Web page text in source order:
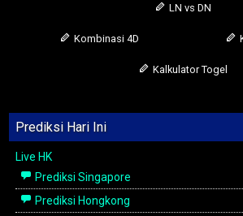
LN vs DN
Kombinasi 4D
Kalkulator Togel
Prediksi Hari Ini
Live HK
Prediksi Singapore
Prediksi Hongkong